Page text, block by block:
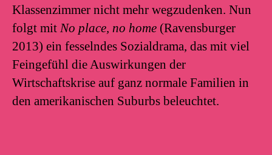
Klassenzimmer nicht mehr wegzudenken. Nun
folgt mit No place, no home (Ravensburger
2013) ein fesselndes Sozialdrama, das mit viel
Feingefühl die Auswirkungen der
Wirtschaftskrise auf ganz normale Familien in
den amerikanischen Suburbs beleuchtet.